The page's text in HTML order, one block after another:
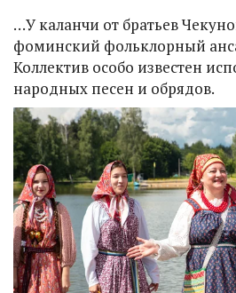
…У каланчи от братьев
фоминский фольклорный
Коллектив особо известен
народных песен и обрядов.